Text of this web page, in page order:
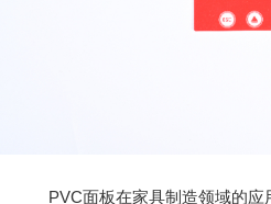
PVC面板在家具制造领域的